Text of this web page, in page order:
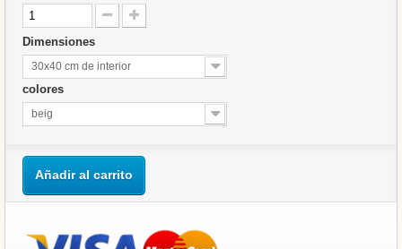
Dimensiones
30x40 cm de interior
colores
beig
Añadir al carrito